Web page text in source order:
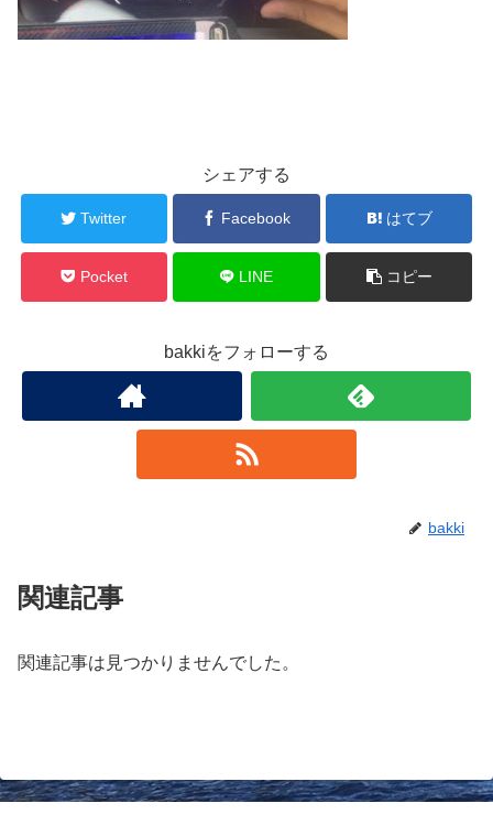
シェアする
Twitter Facebook はてブ
Pocket LINE コピー
bakkiをフォローする
bakki
関連記事
関連記事は見つかりませんでした。